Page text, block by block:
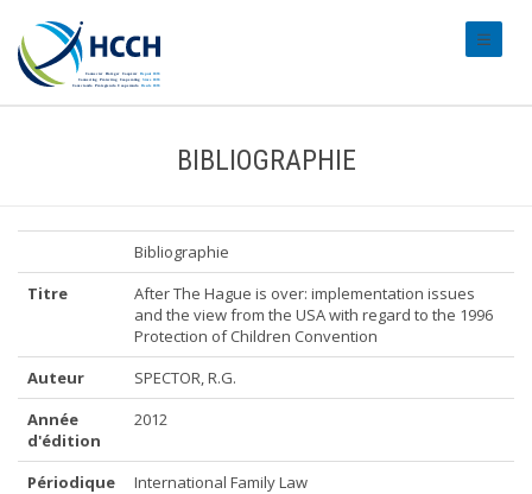
BIBLIOGRAPHIE
Bibliographie
Titre
After The Hague is over: implementation issues
and the view from the USA with regard to the 1996
Protection of Children Convention
Auteur
SPECTOR, R.G.
Année
d'édition
2012
Périodique
International Family Law